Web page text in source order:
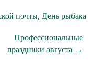
почты, День рыбака
Профессиональные
праздники августа →